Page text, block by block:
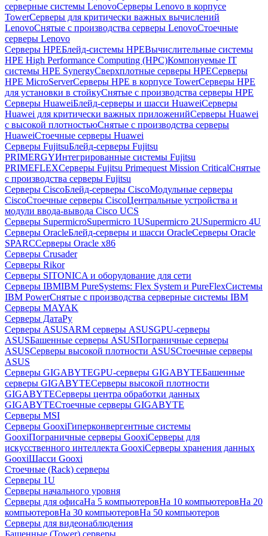
серверные системы LenovoСерверы Lenovo в корпусе
TowerСерверы для критически важных вычислений
LenovoСнятые с производства серверы LenovoСтоечные
серверы Lenovo
Серверы HPEБлейд-системы HPEВычислительные системы
HPE High Performance Computing (HPC)Компонуемые IT
системы HPE SynergyСверхплотные серверы HPEСерверы
HPE MicroServerСерверы HPE в корпусе TowerСерверы HPE
для установки в стойкуСнятые с производства серверы HPE
Серверы HuaweiБлейд-серверы и шасси HuaweiСерверы
Huawei для критически важных приложенийСерверы Huawei
с высокой плотностьюСнятые с производства серверы
HuaweiСтоечные серверы Huawei
Серверы FujitsuБлейд-серверы Fujitsu
PRIMERGYИнтегрированные системы Fujitsu
PRIMEFLEXСерверы Fujitsu Primequest Mission CriticalСнятые
с производства серверы Fujitsu
Серверы CiscoБлейд-серверы CiscoМодульные серверы
CiscoСтоечные серверы CiscoЦентральные устройства и
модули ввода-вывода Cisco UCS
Серверы SupermicroSupermicro 1USupermicro 2USupermicro 4U
Серверы OracleБлейд-серверы и шасси OracleСерверы Oracle
SPARCСерверы Oracle x86
Серверы Crusader
Серверы Rikor
Серверы SITONICA и оборудование для сети
Серверы IBMIBM PureSystems: Flex System и PureFlexСистемы
IBM PowerСнятые с производства серверные системы IBM
Серверы MAYAK
Серверы ДатаРу
Серверы ASUSARM серверы ASUSGPU-серверы
ASUSБашенные серверы ASUSПограничные серверы
ASUSСерверы высокой плотности ASUSСтоечные серверы
ASUS
Серверы GIGABYTEGPU-серверы GIGABYTEБашенные
серверы GIGABYTEСерверы высокой плотности
GIGABYTEСерверы центра обработки данных
GIGABYTEСтоечные серверы GIGABYTE
Серверы MSI
Серверы GooxiГиперконвергентные системы
GooxiПограничные серверы GooxiСерверы для
искусственного интеллекта GooxiСерверы хранения данных
GooxiШасси Gooxi
Стоечные (Rack) серверы
Серверы 1U
Серверы начального уровня
Серверы для офисаНа 5 компьютеровНа 10 компьютеровНа 20
компьютеровНа 30 компьютеровНа 50 компьютеров
Серверы для видеонаблюдения
Башенные (Tower) серверы